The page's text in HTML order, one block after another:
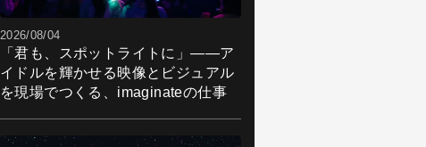
2026/08/04
「君も、スポットライトに」――ア
イドルを輝かせる映像とビジュアル
を現場でつくる、imaginateの仕事